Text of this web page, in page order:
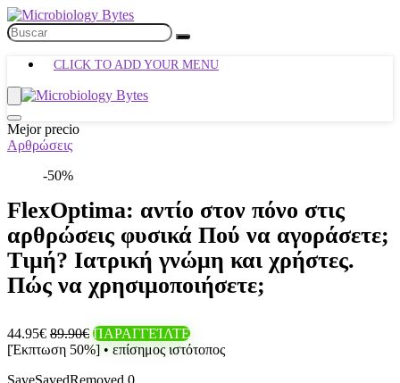
CLICK TO ADD YOUR MENU
Mejor precio
Αρθρώσεις
-50%
FlexOptima: αντίο στον πόνο στις
αρθρώσεις φυσικά Πού να αγοράσετε;
Τιμή? Ιατρική γνώμη και χρήστες.
Πώς να χρησιμοποιήσετε;
44.95€ 89.90€ ΠΑΡΑΓΓΕΊΛΤΕ
[Έκπτωση 50%] • επίσημος ιστότοπος
SaveSavedRemoved 0